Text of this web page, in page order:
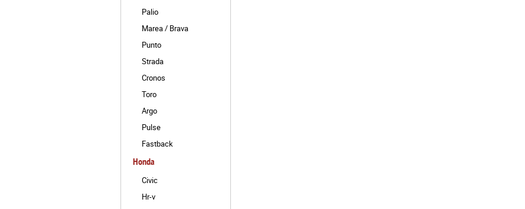
Palio
Marea / Brava
Punto
Strada
Cronos
Toro
Argo
Pulse
Fastback
Honda
Civic
Hr-v